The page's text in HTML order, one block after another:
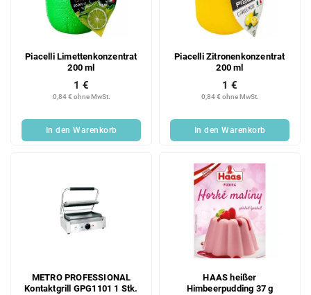
Piacelli Limettenkonzentrat
200 ml
0,84 € ohne MwSt.
1 €
In den Warenkorb
Piacelli Zitronenkonzentrat
200 ml
0,84 € ohne MwSt.
1 €
In den Warenkorb
METRO PROFESSIONAL
Kontaktgrill GPG1101 1 Stk.
HAAS heißer
Himbeerpudding 37 g